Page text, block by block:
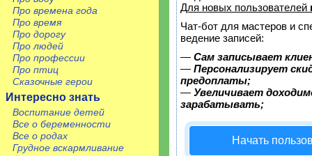
Про времена года
Про время
Про дорогу
Про людей
Про профессии
Про птиц
Сказочные герои
Интересно знать
Воспитание детей
Все о беременности
Все о родах
Грудное вскармливание
Для новых пользователей
Чат-бот для мастеров и
ведение записей:
— Сам записывает
— Персонализирует
предоплаты;
— Увеличивает
зарабатывать;
Начать